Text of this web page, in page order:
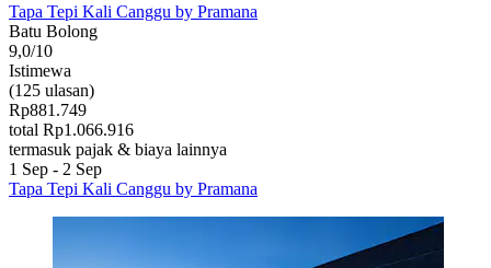
Tapa Tepi Kali Canggu by Pramana
Batu Bolong
9,0/10
Istimewa
(125 ulasan)
Rp881.749
total Rp1.066.916
termasuk pajak & biaya lainnya
1 Sep - 2 Sep
Tapa Tepi Kali Canggu by Pramana